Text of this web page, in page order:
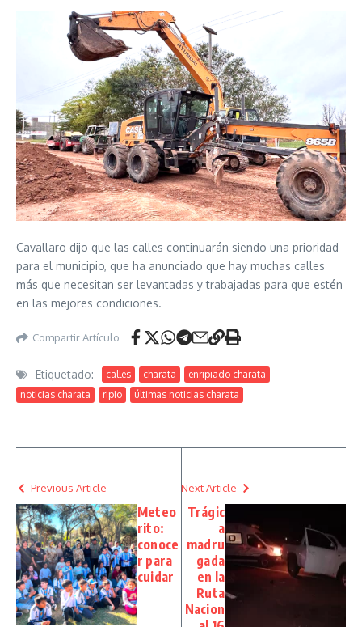
Cavallaro dijo que las calles continuarán siendo una prioridad
para el municipio, que ha anunciado que hay muchas calles
más que necesitan ser levantadas y trabajadas para que estén
en las mejores condiciones.
Compartir Artículo
Etiquetado: calles charata
enripiado charata
noticias charata
ripio últimas noticias charata
Previous Article
Meteo
rito:
conoce
r para
cuidar
Next Article
Trágic
a
madru
gada
en la
Ruta
Nacion